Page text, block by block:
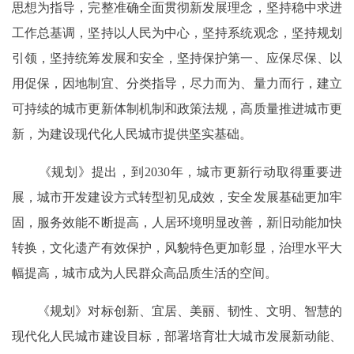
思想为指导，完整准确全面贯彻新发展理念，坚持稳中求进
工作总基调，坚持以人民为中心，坚持系统观念，坚持规划
引领，坚持统筹发展和安全，坚持保护第一、应保尽保、以
用促保，因地制宜、分类指导，尽力而为、量力而行，建立
可持续的城市更新体制机制和政策法规，高质量推进城市更
新，为建设现代化人民城市提供坚实基础。
《规划》提出，到2030年，城市更新行动取得重要进
展，城市开发建设方式转型初见成效，安全发展基础更加牢
固，服务效能不断提高，人居环境明显改善，新旧动能加快
转换，文化遗产有效保护，风貌特色更加彰显，治理水平大
幅提高，城市成为人民群众高品质生活的空间。
《规划》对标创新、宜居、美丽、韧性、文明、智慧的
现代化人民城市建设目标，部署培育壮大城市发展新动能、